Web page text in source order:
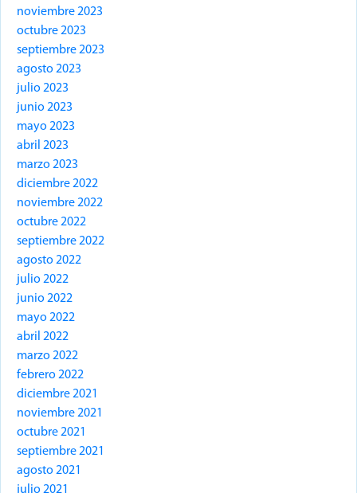
noviembre 2023
octubre 2023
septiembre 2023
agosto 2023
julio 2023
junio 2023
mayo 2023
abril 2023
marzo 2023
diciembre 2022
noviembre 2022
octubre 2022
septiembre 2022
agosto 2022
julio 2022
junio 2022
mayo 2022
abril 2022
marzo 2022
febrero 2022
diciembre 2021
noviembre 2021
octubre 2021
septiembre 2021
agosto 2021
julio 2021